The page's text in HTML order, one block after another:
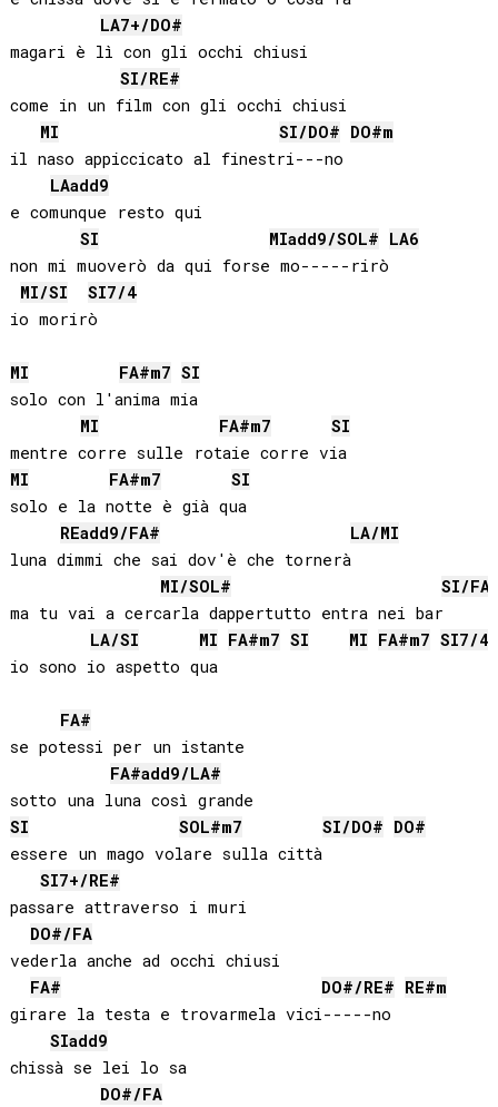
LA7+/DO#
magari è lì con gli occhi chiusi
SI/RE#
come in un film con gli occhi chiusi
MI
SI/DO# DO#m
il naso appiccicato al finestri---no
LAadd9
e comunque resto qui
SI
MIadd9/SOL# LA6
non mi muoverò da qui forse mo-----rirò
MI/SI SI7/4
io morirò
MI FA#m7 SI
solo con l'anima mia
MI
FA#m7
SI
mentre corre sulle rotaie corre via
MI
FA#m7
SI
solo e la notte è già qua
REadd9/FA# LA/MI
luna dimmi che sai dov'è che tornerà
MI/SOL# SI/
ma tu vai a cercarla dappertutto entra nei bar
LA/SI MI FA#m7 SI MI FA#m7 SI7/4
io sono io aspetto qua
FA#
se potessi per un istante
FA#add9/LA#
SI
SOL#m7 SI/DO# DO#
essere un mago volare sulla città
SI7+/RE#
passare attraverso i muri
DO#/FA
vederla anche ad occhi chiusi
FA#
DO#/RE# RE#m
girare la testa e trovarmela vici-----no
SIadd9
chissà se lei lo sa
DO#/FA